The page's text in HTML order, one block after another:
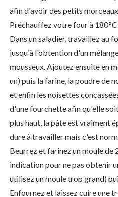
afin d'avoir des petits
Préchauffez votre four à 180°C.
Dans un saladier, travaillez au
jusqu'à l'obtention d'un
mousseux. Ajoutez ensuite en
un) puis la farine, la poudre de
et enfin les noisettes
d'une fourchette afin qu'elle
plus haut, la pâte est vraiment
dure à travailler mais c'est
Beurrez et farinez un moule de
indication pour ne pas obtenir
utilisez un moule trop grand)
Enfournez et laissez cuire une